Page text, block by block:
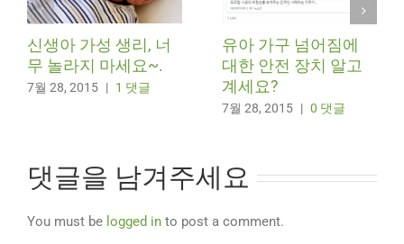
신생아 가성 생리, 너
무 놀라지 마세요~.
7월 28, 2015 | 1 댓글
유아 가구 넘어짐에
대한 안전 장치 알고
계세요?
7월 28, 2015 | 0 댓글
댓글을 남겨주세요
You must be logged in to post a comment.